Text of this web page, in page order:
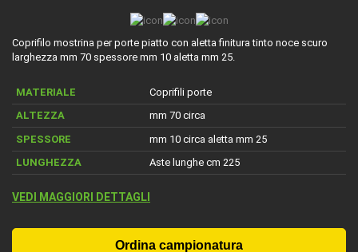
Coprifilo mostrina per porte piatto con aletta finitura tinto noce scuro
larghezza mm 70 spessore mm 10 aletta mm 25.
MATERIALE
Coprifili porte
ALTEZZA
mm 70 circa
SPESSORE
mm 10 circa aletta mm 25
LUNGHEZZA
Aste lunghe cm 225
VEDI MAGGIORI DETTAGLI